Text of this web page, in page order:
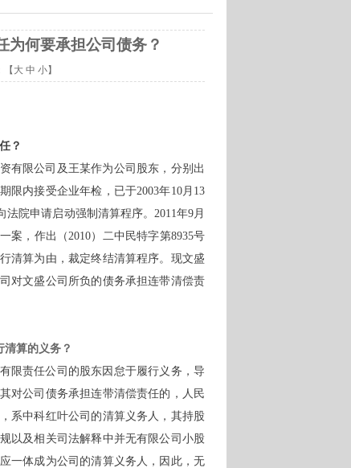
为何要承担公司债务？
大 中 小】
？
有限公司及王某作为公司股东，分别出
限内接受企业年检，已于2003年10月13
院申请启动强制清算程序。2011年9月
案，作出（2010）二中民特字第8935号
清算为由，裁定终结清算程序。现文盛
对文盛公司所负的债务承担连带清偿责
算的义务？
限责任公司的股东因怠于履行义务，导
对公司债务承担连带清偿责任的，人民
系中科红叶公司的清算义务人，其持股
以及相关司法解释中并无有限公司小股
一体成为公司的清算义务人，因此，无